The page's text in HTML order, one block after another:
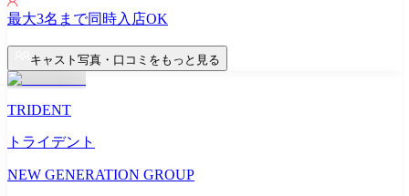
最大3名まで同時入店OK
キャスト写真・口コミをもっと見る
TRIDENT
トライデント
NEW GENERATION GROUP